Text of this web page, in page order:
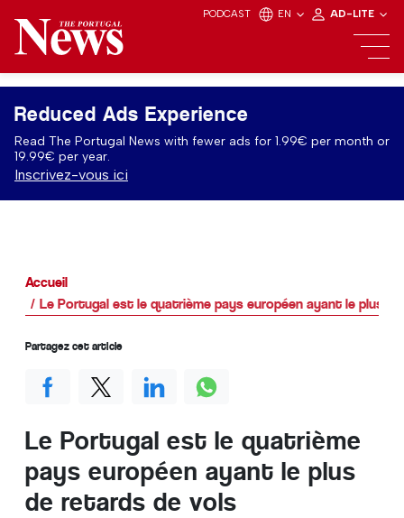
PODCAST EN AD-LITE
Reduced Ads Experience
Read The Portugal News with fewer ads for 1.99€ per month or
19.99€ per year.
Inscrivez-vous ici
Accueil
Le Portugal est le quatrième pays européen ayant le plus
Le Portugal est le quatrième
pays européen ayant le plus
de retards de vols
Partagez cet article